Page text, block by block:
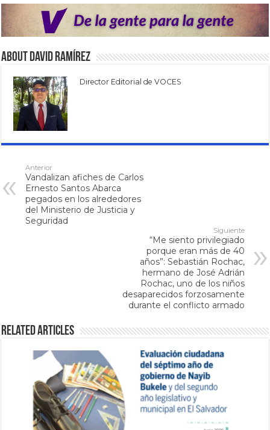
About David Ramírez
Director Editorial de VOCES
Anterior
Vandalizan afiches de Carlos
Ernesto Santos Abarca
pegados en los alrededores
del Ministerio de Justicia y
Seguridad
Siguiente
“Me siento privilegiado
porque eran más de 40
años”: Sebastián Rochac,
hermano de José Adrián
Rochac, uno de los niños
desaparecidos forzosamente
durante el conflicto armado
Related Articles